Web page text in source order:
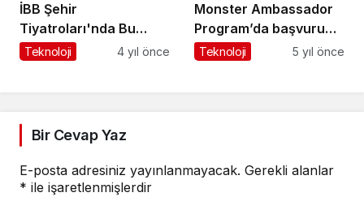
İBB Şehir
Tiyatroları'nda Bu
Hafta (4-8 Ocak 2023)
Teknoloji 4 yıl önce
Monster Ambassador
Program’da başvuru
dönemi devam ediyor!
Teknoloji 5 yıl önce
Bir Cevap Yaz
E-posta adresiniz yayınlanmayacak. Gerekli alanlar
* ile işaretlenmişlerdir